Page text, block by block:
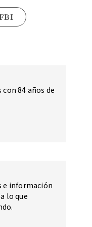
84 años de
e información
lo que